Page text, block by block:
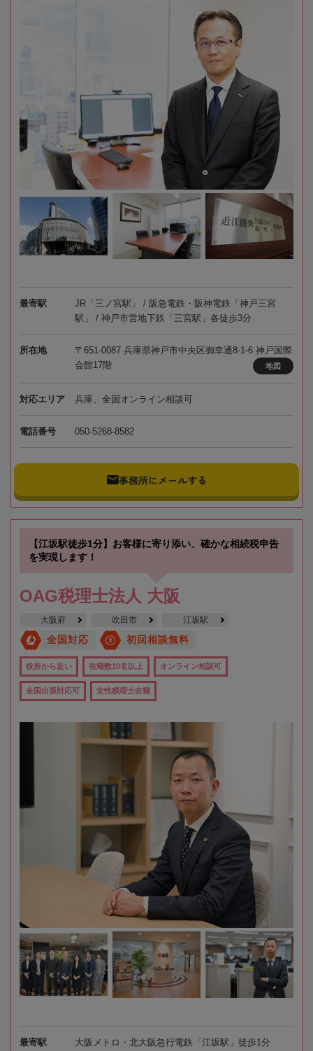
最寄駅
JR「三ノ宮駅」 / 阪急電鉄・阪神電鉄「神戸三宮
駅」 / 神戸市営地下鉄「三宮駅」各徒歩3分
所在地
〒651-0087 兵庫県神戸市中央区御幸通8-1-6 神戸国際
会館17階
地図
対応エリア 兵庫、全国オンライン相談可
電話番号 050-5268-8582
事務所にメールする
【江坂駅徒歩1分】お客様に寄り添い、確かな相続税申告
を実現します！
OAG税理士法人 大阪
大阪府 吹田市 江坂駅
全国対応 初回相談無料
役所から近い 在籍数10名以上 オンライン相談可
全国出張対応可 女性税理士在籍
最寄駅 大阪メトロ・北大阪急行電鉄「江坂駅」徒歩1分